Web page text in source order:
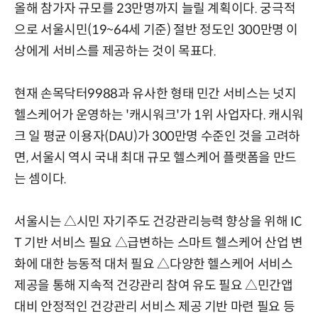
올해 참가자 규모를 23만명까지 늘릴 계획이다. 궁극적
으로 서울시민(19~64세 기준) 절반 정도인 300만명 이
상에게 서비스를 제공하는 것이 목표다.
현재 손목닥터9988과 유사한 형태 민간 서비스는 넛지
헬스케어가 운영하는 '캐시워크'가 1위 사업자다. 캐시워
크 일 평균 이용자(DAU)가 300만명 수준인 것을 고려하
면, 서울시 역시 국내 최대 규모 헬스케어 플랫폼을 만드
는 셈이다.
서울시는 △시민 자기주도 건강관리능력 향상을 위해 IC
T 기반 서비스 필요 △급변하는 스마트 헬스케어 산업 변
화에 대한 능동적 대처 필요 △다양한 헬스케어 서비스
제공을 통해 지속적 건강관리 참여 유도 필요 △민간앱
대비 안정적인 건강관리 서비스 제공 기반 마련 필요 등